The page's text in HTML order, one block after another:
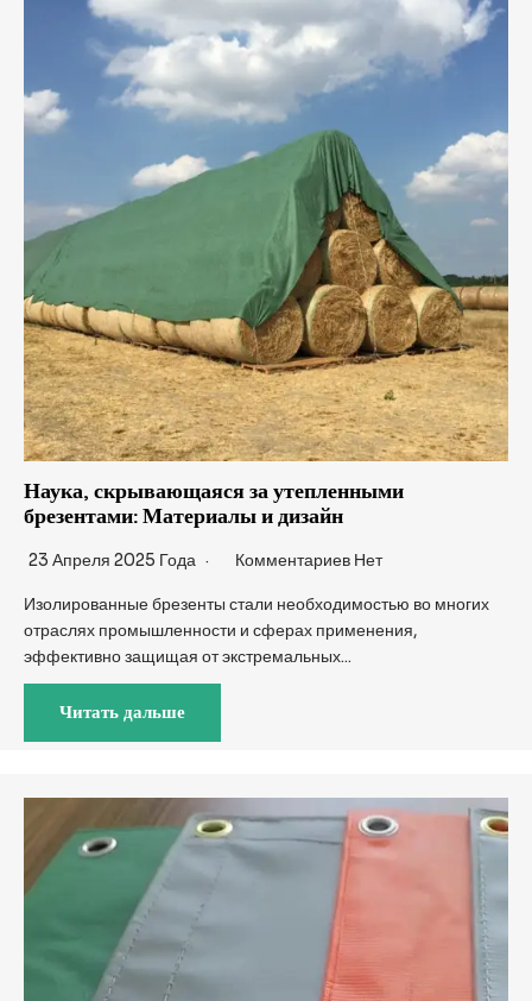
Наука, скрывающаяся за утепленными
брезентами: Материалы и дизайн
23 Апреля 2025 Года Комментариев Нет
Изолированные брезенты стали необходимостью во многих
отраслях промышленности и сферах применения,
эффективно защищая от экстремальных...
Читать дальше